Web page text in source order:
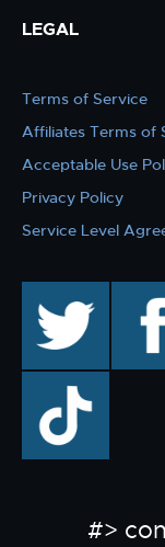
LEGAL
Terms of Service
Affiliates Terms of
Acceptable Use
Privacy Policy
Service Level
TikTok
#>